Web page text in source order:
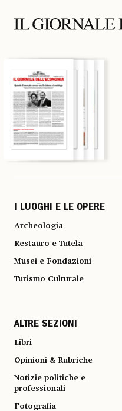
I LUOGHI E LE OPERE
Archeologia
Restauro e Tutela
Musei e Fondazioni
Turismo Culturale
ALTRE SEZIONI
Libri
Opinioni & Rubriche
Notizie politiche e
professionali
Fotografia